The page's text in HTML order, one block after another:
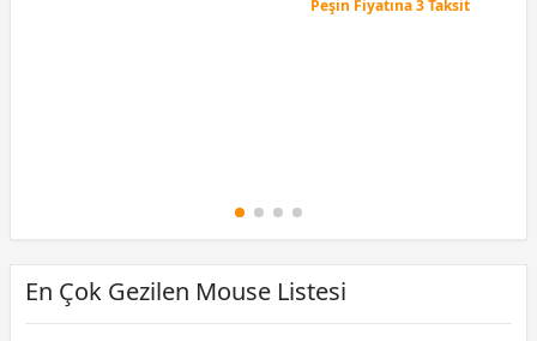
12 Ay x 274 TL taksitle
En Çok Gezilen Mouse Listesi